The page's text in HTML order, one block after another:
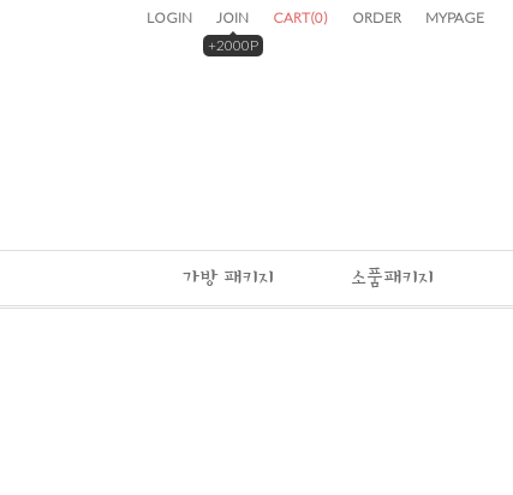
LOGIN
JOIN
+2000P
CART(0) ORDER MYPAGE
가방 패키지 소품패키지